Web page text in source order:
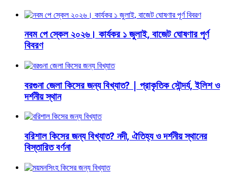
নবম পে স্কেল ২০২৬। কার্যকর ১ জুলাই, বাজেট ঘোষণার পূর্ণ
বিবরণ
বরগুনা জেলা কিসের জন্য বিখ্যাত? | প্রাকৃতিক সৌন্দর্য, ইলিশ ও
দর্শনীয় স্থান
বরিশাল কিসের জন্য বিখ্যাত? নদী, ঐতিহ্য ও দর্শনীয় স্থানের
বিস্তারিত বর্ণনা